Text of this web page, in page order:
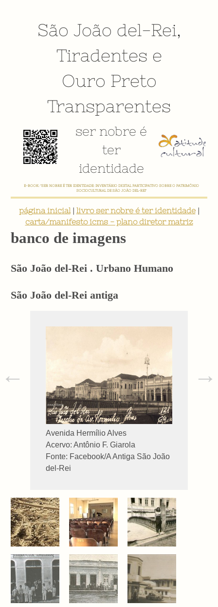
São João del-Rei,
Tiradentes e
Ouro Preto
Transparentes
ser nobre é
ter
identidade
E-BOOK: "SER NOBRE É TER IDENTIDADE: INVENTÁRIO DIGITAL PARTICIPATIVO SOBRE O PATRIMÔNIO
SOCIOCULTURAL DE SÃO JOÃO DEL-REI"
página inicial| livro ser nobre é ter identidade|
carta/manifesto icms - plano diretor matriz
banco de imagens
São João del-Rei . Urbano Humano
São João del-Rei antiga
Avenida Hermílio Alves
Acervo: Antônio F. Giarola
Fonte: Facebook/A Antiga São João
del-Rei
← →